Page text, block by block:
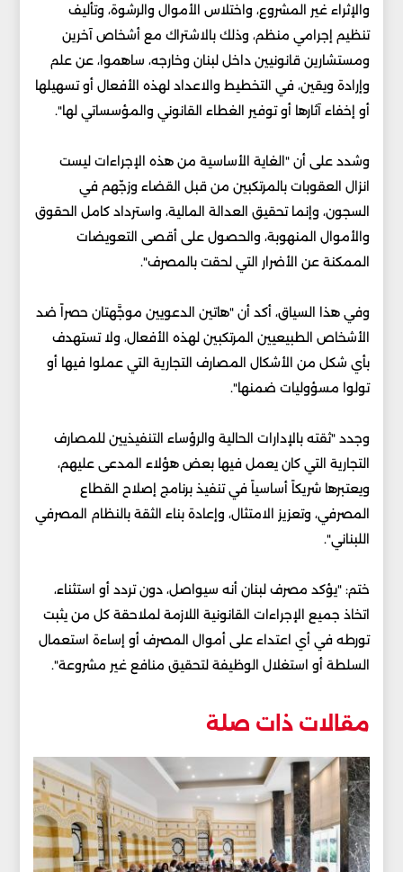
والإثراء غير المشروع، واختلاس الأموال والرشوة، وتأليف
تنظيم إجرامي منظم، وذلك بالاشتراك مع أشخاص آخرين
ومستشارين قانونيين داخل لبنان وخارجه، ساهموا، عن علم
وإرادة ويقين، في التخطيط والاعداد لهذه الأفعال أو تسهيلها
أو إخفاء آثارها أو توفير الغطاء القانوني والمؤسساتي لها".
وشدد على أن "الغاية الأساسية من هذه الإجراءات ليست
انزال العقوبات بالمرتكبين من قبل القضاء وزجّهم في
السجون، وإنما تحقيق العدالة المالية، واسترداد كامل الحقوق
والأموال المنهوبة، والحصول على أقصى التعويضات
الممكنة عن الأضرار التي لحقت بالمصرف".
وفي هذا السياق، أكد أن "هاتين الدعويين موجَّهتان حصراً ضد
الأشخاص الطبيعيين المرتكبين لهذه الأفعال، ولا تستهدف
بأي شكل من الأشكال المصارف التجارية التي عملوا فيها أو
تولوا مسؤوليات ضمنها".
وجدد "ثقته بالإدارات الحالية والرؤساء التنفيذيين للمصارف
التجارية التي كان يعمل فيها بعض هؤلاء المدعى عليهم،
ويعتبرها شريكاً أساسياً في تنفيذ برنامج إصلاح القطاع
المصرفي، وتعزيز الامتثال، وإعادة بناء الثقة بالنظام المصرفي
اللبناني".
ختم: "يؤكد مصرف لبنان أنه سيواصل، دون تردد أو استثناء،
اتخاذ جميع الإجراءات القانونية اللازمة لملاحقة كل من يثبت
تورطه في أي اعتداء على أموال المصرف أو إساءة استعمال
السلطة أو استغلال الوظيفة لتحقيق منافع غير مشروعة".
مقالات ذات صلة